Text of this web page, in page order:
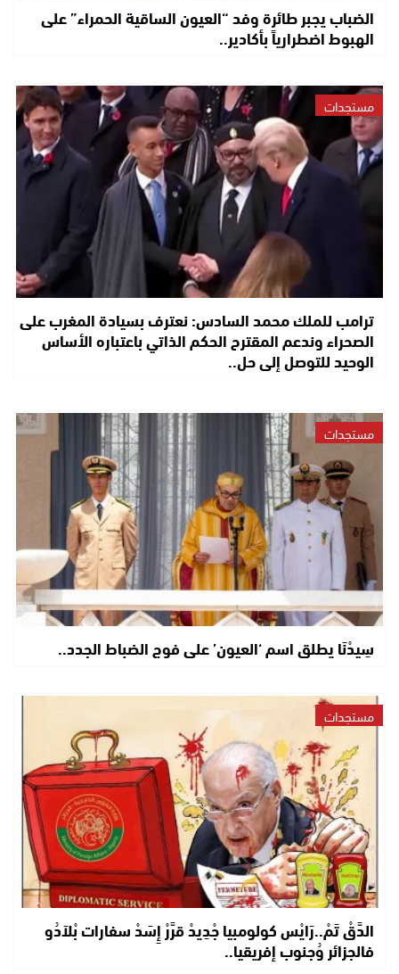
الضباب يجبر طائرة وفد “العيون الساقية الحمراء” على
الهبوط اضطرارياً بأكادير..
مستجدات
ترامب للملك محمد السادس: نعترف بسيادة المغرب على
الصحراء وندعم المقترح الحكم الذاتي باعتباره الأساس
الوحيد للتوصل إلى حل..
مستجدات
سِيدْنَا يطلق اسم ‘العيون’ على فوج الضباط الجدد..
مستجدات
الدَّقْ تَمْ..رَايْس كولومبيا جْدِيدْ قرَّرْ إِسَدْ سفارات بْلاَدُو
فالجزائر وُجنوب إفريقيا..